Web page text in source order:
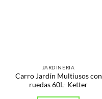
JARDINERÍA
Carro Jardín Multiusos con
ruedas 60L- Ketter